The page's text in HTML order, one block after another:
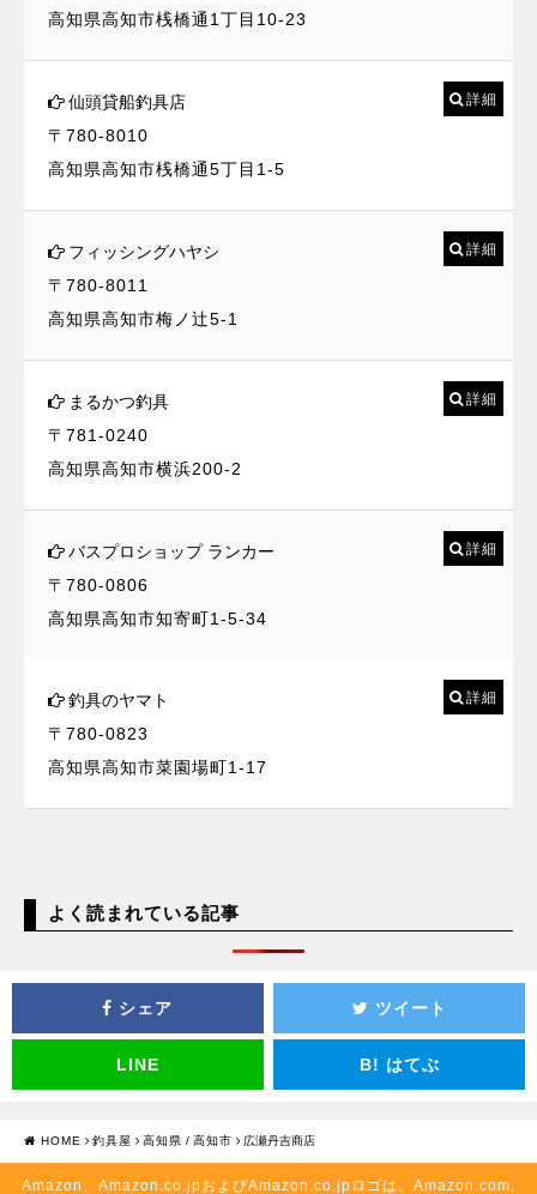
高知県高知市桟橋通1丁目10-23
仙頭貸船釣具店
〒780-8010
高知県高知市桟橋通5丁目1-5
詳細
フィッシングハヤシ
〒780-8011
高知県高知市梅ノ辻5-1
詳細
まるかつ釣具
〒781-0240
高知県高知市横浜200-2
詳細
バスプロショップ ランカー
〒780-0806
高知県高知市知寄町1-5-34
詳細
釣具のヤマト
〒780-0823
高知県高知市菜園場町1-17
詳細
よく読まれている記事
シェア ツイート
LINE B! はてぶ
HOME 釣具屋 高知県 / 高知市 広瀬丹吉商店
Amazon、Amazon.co.jpおよびAmazon.co.jpロゴは、Amazon.com,